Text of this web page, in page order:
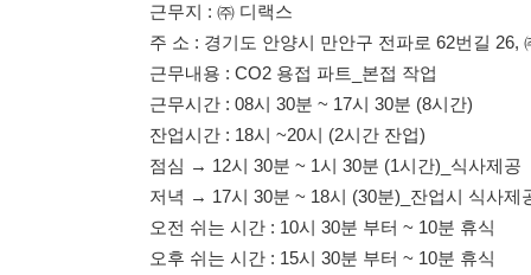
잔업시간 : 18시 ~20시 (2시간 잔업)
점심 → 12시 30분 ~ 1시 30분 (1시간)_식사제공
저녁 → 17시 30분 ~ 18시 (30분)_잔업시 식사제공
오전 쉬는 시간 : 10시 30분 부터 ~ 10분 휴식
◆ 급여
시급 : 18,750원 * 8시간 → 150,000원
잔업 : 28,125원 * 2시간 → 56,250원
주급 지급(월급가능)
☞ 비자 : H , F 가능